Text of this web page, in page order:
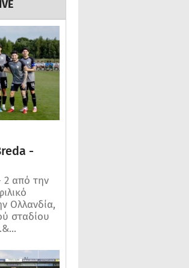
-
από την
Ολλανδία,
σταδίου